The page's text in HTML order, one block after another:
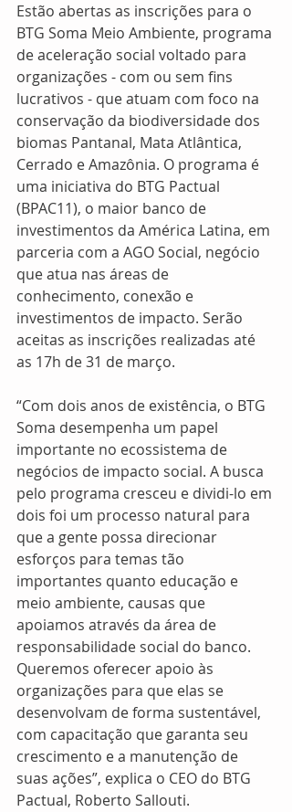
Estão abertas as inscrições para o
BTG Soma Meio Ambiente, programa
de aceleração social voltado para
organizações - com ou sem fins
lucrativos - que atuam com foco na
conservação da biodiversidade dos
biomas Pantanal, Mata Atlântica,
Cerrado e Amazônia. O programa é
uma iniciativa do BTG Pactual
(BPAC11), o maior banco de
investimentos da América Latina, em
parceria com a AGO Social, negócio
que atua nas áreas de
conhecimento, conexão e
investimentos de impacto. Serão
aceitas as inscrições realizadas até
as 17h de 31 de março.
“Com dois anos de existência, o BTG
Soma desempenha um papel
importante no ecossistema de
negócios de impacto social. A busca
pelo programa cresceu e dividi-lo em
dois foi um processo natural para
que a gente possa direcionar
esforços para temas tão
importantes quanto educação e
meio ambiente, causas que
apoiamos através da área de
responsabilidade social do banco.
Queremos oferecer apoio às
organizações para que elas se
desenvolvam de forma sustentável,
com capacitação que garanta seu
crescimento e a manutenção de
suas ações”, explica o CEO do BTG
Pactual, Roberto Sallouti.